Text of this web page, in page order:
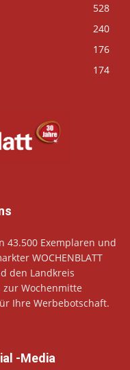
528
240
176
174
43.500 Exemplaren und
WOCHENBLATT
den Landkreis
Wochenmitte
Ihre Werbebotschaft.
-Media